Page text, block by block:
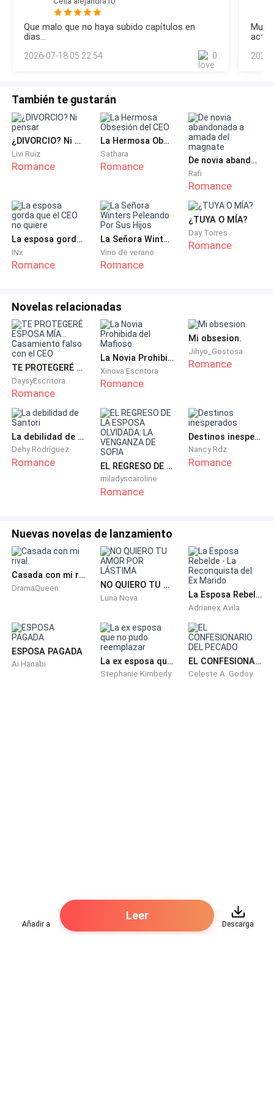
Todavía no.
Una sonrisa lenta, peligrosa y llena de promesas curvó
la comisura de mis labios. Levanté mi vaso, haciendo
segundo.
—Escóndete bien de mí, mi amor —susurré al aire
vacío.
Corre todo lo que quieras, Marimar. Construye una
vez estuvieron destinados. Engaña al mundo entero
haciéndoles creer que eres libre.
Pero en el momento en que nuestros caminos vuelvan
a cruzarse —y lo harán— nunca volverás a escapar de
Desde el primer segundo en que probé tu sangre… y tu
inocencia… te convertiste en mía.
Mía. De nadie más.
Y nunca, jamás, podrás huir de esta verdad:
Alguna vez fuiste la nana de este despiadado jefe de
la mafia.
con la mía, reclamando cada rincón de mi boca con lentitud
deliberada, imposible de resistir.Las lágrimas me quemaron
las comisuras de los ojos, nacidas de una emoción cruda y
sin nombre que crecía tanto en mi pecho que apenas
Que malo que no haya subido capítulos en
dias...
2026-07-18 05:22:54
0
Muy
También te gustarán
¿DIVORCIO? Ni pensar
Livi Ruiz
Romance
La Hermosa Obsesión del CEO
Sathara
Romance De novia abandonada a amada del magnate
Rafi
Romance
La esposa gorda que el CEO no quiere
INx
Romance
La Señora Winters Peleando Por Sus Hijos
Vino de verano
Romance
¿TUYA O MÍA?
Day Torres
Romance
Novelas relacionadas
TE PROTEGERÉ ESPOSA MÍA... Casamiento falso con el CEO
DaysyEscritora
Romance
La Novia Prohibida del Mafioso
Xinova Escritora
Romance
Mi obsesion.
Jihyo_Gostosa
Romance
La debilidad de Santori
Dehy Rodríguez
Romance EL REGRESO DE LA ESPOSA OLVIDADA: LA VENGANZA DE SOFIA
miladyscaroline
Romance
Destinos inesperados
Nancy Rdz
Romance
Nuevas novelas de lanzamiento
Casada con mi rival.
DramaQueen NO QUIERO TU AMOR POR LÁSTIMA
Luna Nova La Esposa Rebelde - La Reconquista del Ex Marido
Adrianex Avila
ESPOSA PAGADA
Ai Hanabi La ex esposa que no pudo reemplazar
Stephanie Kimberly
EL CONFESIONARIO DEL PECADO
Celeste A. Godoy
Añadir a
Leer
Descarga